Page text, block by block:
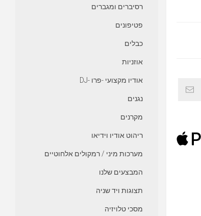
רסיברים ומגברים
פטיפונים
כבלים
אוזניות
אודיו מקצועי -פרו -DJ
נגנים
מקרנים
ריהוט אודיו וידיאו
מערכות מיני / רמקולים אלחוטיים
המבצעים שלנו
תצוגות ויד שניה
מסכי טלויזיה